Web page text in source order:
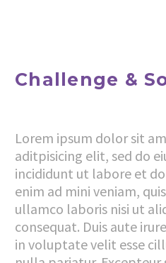
Challenge &
Lorem ipsum dolor sit
aditpisicing elit, sed do
incididunt ut labore et
enim ad mini veniam,
ullamco laboris nisi ut
consequat. Duis aute
in voluptate velit esse